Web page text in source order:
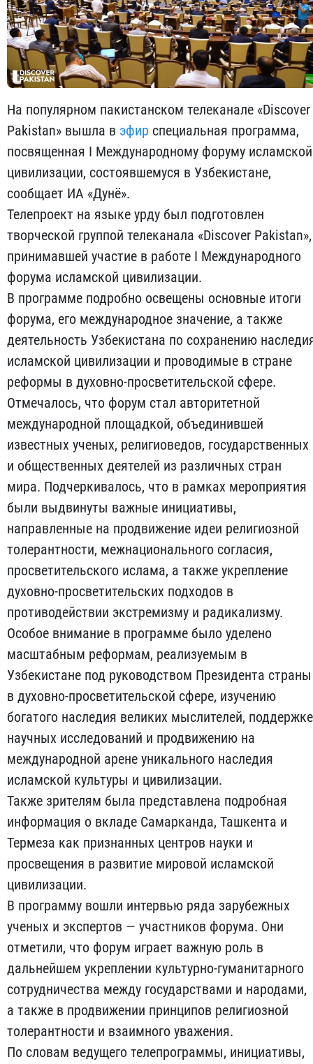
На популярном пакистанском телеканале «Discover
Pakistan» вышла в эфир специальная программа,
посвященная I Международному форуму исламской
цивилизации, состоявшемуся в Узбекистане,
сообщает ИА «Дунё».
Телепроект на языке урду был подготовлен
творческой группой телеканала «Discover Pakistan»,
принимавшей участие в работе I Международного
форума исламской цивилизации.
В программе подробно освещены основные итоги
форума, его международное значение, а также
деятельность Узбекистана по сохранению
исламской цивилизации и проводимые в стране
реформы в духовно-просветительской сфере.
Отмечалось, что форум стал авторитетной
международной площадкой, объединившей
известных ученых, религиоведов, государственных
и общественных деятелей из различных стран
мира. Подчеркивалось, что в рамках мероприятия
были выдвинуты важные инициативы,
направленные на продвижение идеи религиозной
толерантности, межнационального согласия,
просветительского ислама, а также укрепление
духовно-просветительских подходов в
противодействии экстремизму и радикализму.
Особое внимание в программе было уделено
масштабным реформам, реализуемым в
Узбекистане под руководством Президента страны
в духовно-просветительской сфере, изучению
богатого наследия великих мыслителей, поддержке
научных исследований и продвижению на
международной арене уникального наследия
исламской культуры и цивилизации.
Также зрителям была представлена подробная
информация о вкладе Самарканда, Ташкента и
Термеза как признанных центров науки и
просвещения в развитие мировой исламской
цивилизации.
В программу вошли интервью ряда зарубежных
ученых и экспертов — участников форума. Они
отметили, что форум играет важную роль в
дальнейшем укреплении культурно-гуманитарного
сотрудничества между государствами и народами,
а также в продвижении принципов религиозной
толерантности и взаимного уважения.
По словам ведущего телепрограммы, инициативы,